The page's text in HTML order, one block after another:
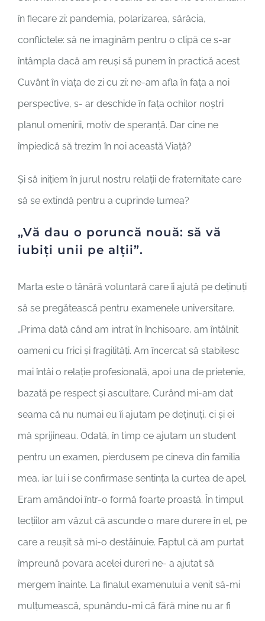
în fiecare zi: pandemia, polarizarea, sărăcia,
conflictele: să ne imaginăm pentru o clipă ce s-ar
întâmpla dacă am reuși să punem în practică acest
Cuvânt în viața de zi cu zi: ne-am afla în fața a noi
perspective, s- ar deschide în fața ochilor noștri
planul omenirii, motiv de speranță. Dar cine ne
împiedică să trezim în noi această Viață?
Și să inițiem în jurul nostru relații de fraternitate care
să se extindă pentru a cuprinde lumea?
„Vă dau o poruncă nouă: să vă
iubiți unii pe alții”.
Marta este o tânără voluntară care îi ajută pe deținuți
să se pregătească pentru examenele universitare.
„Prima dată când am intrat în închisoare, am întâlnit
oameni cu frici și fragilități. Am încercat să stabilesc
mai întâi o relație profesională, apoi una de prietenie,
bazată pe respect și ascultare. Curând mi-am dat
seama că nu numai eu îi ajutam pe deținuți, ci și ei
mă sprijineau. Odată, în timp ce ajutam un student
pentru un examen, pierdusem pe cineva din familia
mea, iar lui i se confirmase sentința la curtea de apel.
Eram amândoi într-o formă foarte proastă. În timpul
lecțiilor am văzut că ascunde o mare durere în el, pe
care a reușit să mi-o destăinuie. Faptul că am purtat
împreună povara acelei dureri ne- a ajutat să
mergem înainte. La finalul examenului a venit să-mi
mulțumească, spunându-mi că fără mine nu ar fi